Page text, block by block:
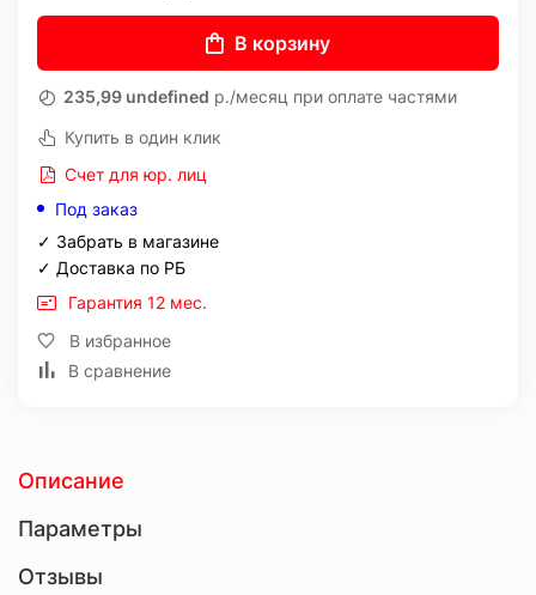
В корзину
235,99 undefined р./месяц при оплате частями
Купить в один клик
Счет для юр. лиц
Под заказ
✓ Забрать в магазине
✓ Доставка по РБ
Гарантия 12 мес.
В избранное
В сравнение
Описание
Параметры
Отзывы